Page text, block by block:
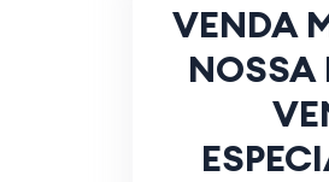
VENDA
NOSSA